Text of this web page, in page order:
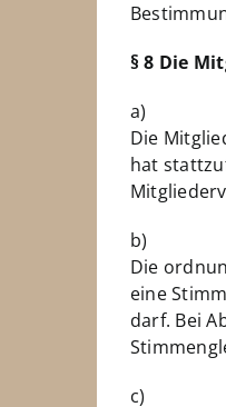
§ 8 Die
a)
Die
hat
b)
Die
eine
darf. Bei
c)